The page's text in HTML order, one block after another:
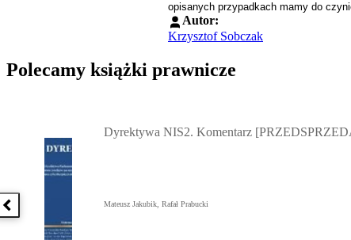
opisanych przypadkach mamy do
Autor:
Krzysztof Sobczak
Polecamy książki prawnicze
Poprzednia książka
Dyrektywa NIS2. Komentarz
Mateusz Jakubik, Rafał Prabucki